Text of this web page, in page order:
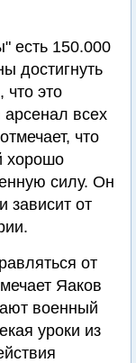
есть 150.000
достигнуть
что это
всех
что
хорошо
силу. Он
зависит от
от
Яаков
военный
уроки из